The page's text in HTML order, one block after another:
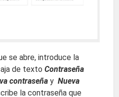
se abre, introduce la
de texto Contraseña
contraseña y Nueva
la contraseña que